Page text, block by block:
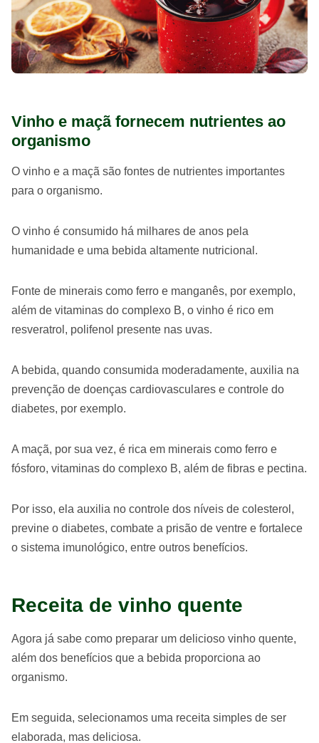
Vinho e maçã fornecem nutrientes ao
organismo
O vinho e a maçã são fontes de nutrientes importantes
para o organismo.
O vinho é consumido há milhares de anos pela
humanidade e uma bebida altamente nutricional.
Fonte de minerais como ferro e manganês, por exemplo,
além de vitaminas do complexo B, o vinho é rico em
resveratrol, polifenol presente nas uvas.
A bebida, quando consumida moderadamente, auxilia na
prevenção de doenças cardiovasculares e controle do
diabetes, por exemplo.
A maçã, por sua vez, é rica em minerais como ferro e
fósforo, vitaminas do complexo B, além de fibras e pectina.
Por isso, ela auxilia no controle dos níveis de colesterol,
previne o diabetes, combate a prisão de ventre e fortalece
o sistema imunológico, entre outros benefícios.
Receita de vinho quente
Agora já sabe como preparar um delicioso vinho quente,
além dos benefícios que a bebida proporciona ao
organismo.
Em seguida, selecionamos uma receita simples de ser
elaborada, mas deliciosa.